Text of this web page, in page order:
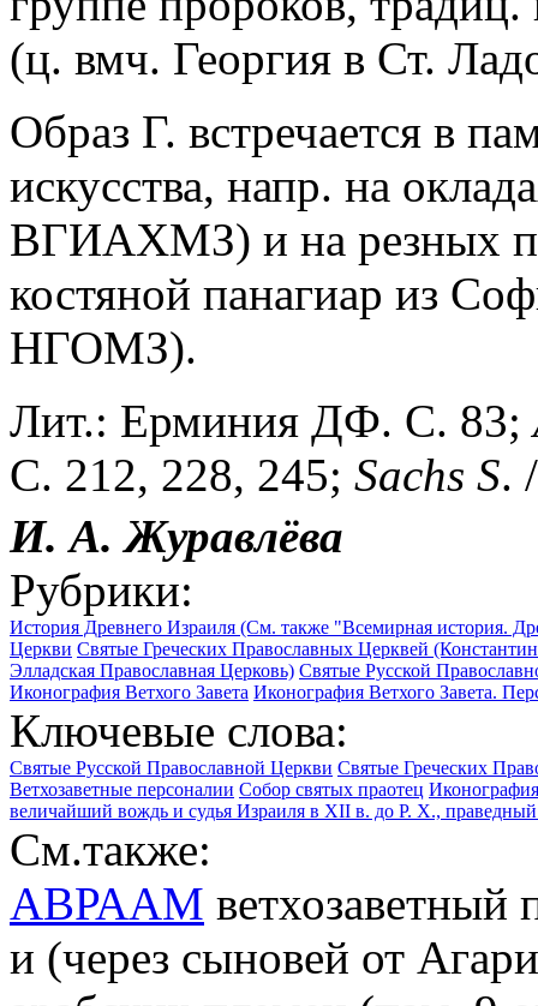
(ц. вмч. Георгия в Ст.
Образ Г. встречается в
искусства, напр. на
ВГИАХМЗ) и на резных
костяной панагиар из
НГОМЗ).
Лит.: Ерминия ДФ. С. 83;
С. 212, 228, 245; Sachs S.
И. А. Журавлёва
Рубрики:
История Древнего Израиля (См. также "Всемирная история.
Церкви Святые Греческих Православных Церквей
Элладская Православная Церковь) Святые Русской
Иконография Ветхого Завета Иконография Ветхого Завета.
Ключевые слова:
Святые Русской Православной Церкви Святые Греческих
Ветхозаветные персоналии Собор святых праотец
величайший вождь и судья Израиля в XII в. до Р. Х.,
См.также:
АВРААМ ветхозаветный
и (через сыновей от